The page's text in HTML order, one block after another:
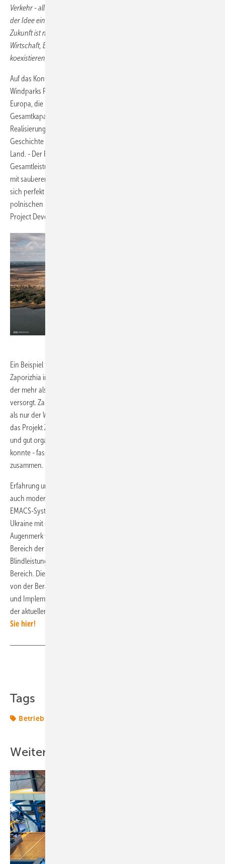
Verkehr - all dies wird zur Gegenwart und ermöglicht die Umsetzung
der Idee einer nachhaltigen Entwicklung. Und eine ausgewogene
Zukunft ist nach der Philosophie von Electrum eine, in der Natur,
Wirtschaft, Ethik und Technologie in einer energetischen Symbiose
koexistieren, erklärt Mirosław Popławski, CEO von Electrum
Auf das Konto von Electrum gehen unter anderem: der Bau des
Windparks Potęgowo - der größte in Polen und einer der größten in
Europa, die Realisierung von 49 Photovoltaik-Parks mit einer
Gesamtkapazität von 49 MWp für die OZE Holding oder die
Realisierung des Windparks Dębsk, die größte Investition in der
Geschichte von Polenergia und eine der bedeutendsten im ganzen
Land. - Der Park besteht aus 55 Windturbinen mit einer
Gesamtleistung von 121 MW, die im nächsten Jahr 173.000 Haushalte
mit sauberer, grüner Energie versorgen können. Diese Investition fügt
sich perfekt in den gesamten Prozess der grünen Transformation des
polnischen Energiesektors ein, so Marek Marzec, Polenergia S.A. RES
Project Development Director.
Ein Beispiel für eine ebenso komplexe Investition ist der Windpark
Zaporizhia in der Ukraine mit einer derzeitigen Kapazität von 98 MW,
der mehr als 200.000 Haushalte mit sauberer und billiger Energie
versorgt. Zaporizhia ist einer der größten Windparks in Europa, größer
als nur der Windpark Fântânele-Cogealac in Rumänien. - Electrum, das
das Projekt Zaporizhia Wind Park ausführte, erwies sich als erfahrener
und gut organisierter Partner, der das Projekt unter Kontrolle halten
konnte - fasst Mykhaylo Chulkov, Geschäftsführer von Eurocape,
zusammen.
Erfahrung und Team sind eine Sache. Der Schlüssel zum Erfolg sind
auch moderne Technologien und Standards - wie das SCADA-
EMACS-System, das Electrum für den Bolohyvsky Solar Park in der
Ukraine mit einer Leistung von 33,5 MWp realisiert hat. Besonderes
Augenmerk verdienen darüber hinaus zahlreiche Realisierungen im
Bereich der Dezentralisierung von Stromnetzen, der
Blindleistungskompensation und Projekte aus dem Life Science
Bereich. Die Projekte von Electrum werden ganzheitlich umgesetzt,
von der Beratung und Projektentwicklung über Design, Engineering
und Implementierung bis hin zu Service und Betrieb, was angesichts
der aktuellen Pandemieanforderungen wichtig ist.
Sie hier!
Tags
Betrieb
Weitere Inhalte